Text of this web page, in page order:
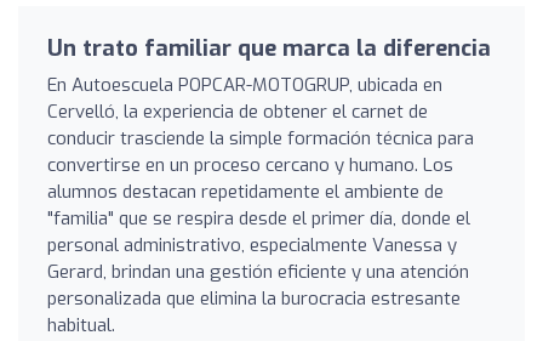
Un trato familiar que marca la diferencia
En Autoescuela POPCAR-MOTOGRUP, ubicada en
Cervelló, la experiencia de obtener el carnet de
conducir trasciende la simple formación técnica para
convertirse en un proceso cercano y humano. Los
alumnos destacan repetidamente el ambiente de
"familia" que se respira desde el primer día, donde el
personal administrativo, especialmente Vanessa y
Gerard, brindan una gestión eficiente y una atención
personalizada que elimina la burocracia estresante
habitual.